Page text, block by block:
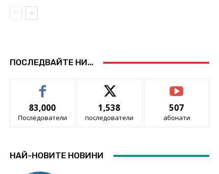
ПОСЛЕДВАЙТЕ НИ...
83,000
Последователи
1,538
последователи
507
абонати
НАЙ-НОВИТЕ НОВИНИ